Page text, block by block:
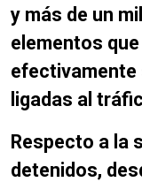
y más de un
elementos
efectivamente
ligadas al
Respecto a la
detenidos,